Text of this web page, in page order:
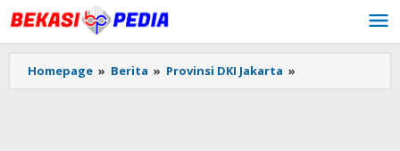
Lewati
ke
konten
Homepage » Berita » Provinsi DKI Jakarta »
Kembali